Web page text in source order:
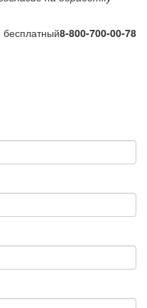
бесплатный8-800-700-00-78